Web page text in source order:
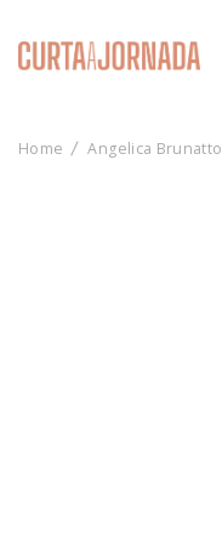
Home Angelica Brunatto